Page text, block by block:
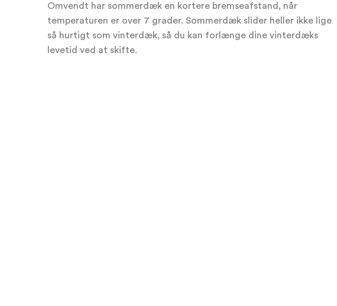
Omvendt har sommerdæk en kortere bremseafstand, når
temperaturen er over 7 grader. Sommerdæk slider heller ikke lige
så hurtigt som vinterdæk, så du kan forlænge dine vinterdæks
levetid ved at skifte.